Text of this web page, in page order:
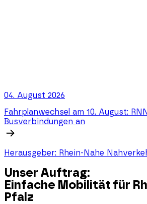
04. August 2026
Fahrplanwechsel am 10. August:
Busverbindungen an
Herausgeber: Rhein-Nahe
Unser Auftrag:
Einfache Mobilität für
Pfalz